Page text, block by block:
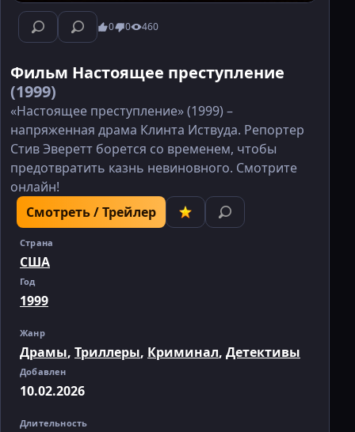
0 0 460
Фильм Настоящее преступление
(1999)
«Настоящее преступление» (1999) –
напряженная драма Клинта Иствуда. Репортер
Стив Эверетт борется со временем, чтобы
предотвратить казнь невиновного. Смотрите
онлайн!
Смотреть / Трейлер
Страна
США
Год
1999
Жанр
Драмы, Триллеры, Криминал, Детективы
Добавлен
10.02.2026
Длительность